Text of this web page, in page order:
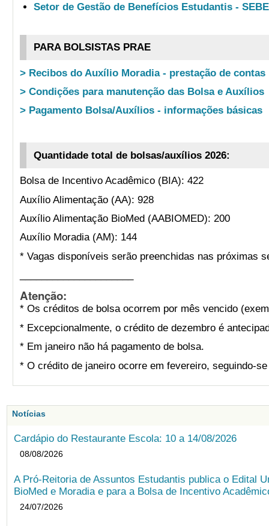
Setor de Gestão de Benefícios Estudantis -
PARA BOLSISTAS PRAE
> Recibos do Auxílio Moradia - prestação de contas
> Condições para manutenção das Bolsa e Auxílios
> Pagamento Bolsa/Auxílios - informações básicas
Quantidade total de bolsas/auxílios 2026:
Bolsa de Incentivo Acadêmico (BIA): 422
Auxílio Alimentação (AA): 928
Auxílio Alimentação BioMed (AABIOMED): 200
Auxílio Moradia (AM): 144
* Vagas disponíveis serão preenchidas nas próximas
Atenção:
* Os créditos de bolsa ocorrem por mês vencido
* Excepcionalmente, o crédito de dezembro é
* Em janeiro não há pagamento de bolsa.
* O crédito de janeiro ocorre em fevereiro, seguindo-
Notícias
Cardápio do Restaurante Escola: 10 a 14/08/2026
08/08/2026
A Pró-Reitoria de Assuntos Estudantis publica o Edital
BioMed e Moradia e para a Bolsa de Incentivo
24/07/2026